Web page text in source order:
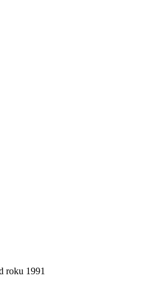
roku 1991